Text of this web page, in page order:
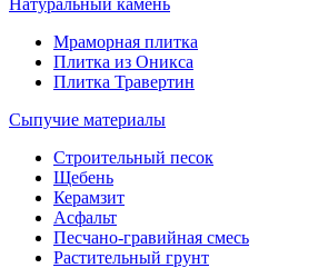
Мраморная плитка
Плитка из Оникса
Плитка Травертин
Сыпучие материалы
Строительный песок
Щебень
Керамзит
Асфальт
Песчано-гравийная смесь
Растительный грунт